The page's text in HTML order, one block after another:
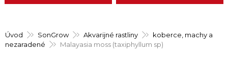
Úvod SonGrow Akvarijné rastliny
koberce, machy a
nezaradené
Malayasia moss (taxiphyllum sp)